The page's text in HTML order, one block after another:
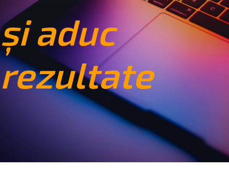
și aduc
rezultate